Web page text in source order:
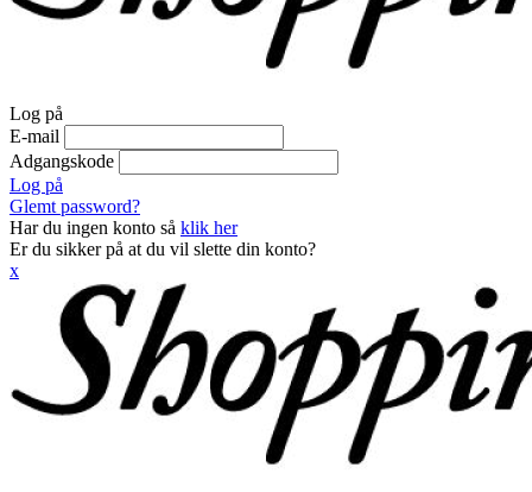
Log på
E-mail
Adgangskode
Log på
Glemt password?
Har du ingen konto så klik her
Er du sikker på at du vil slette din konto?
x